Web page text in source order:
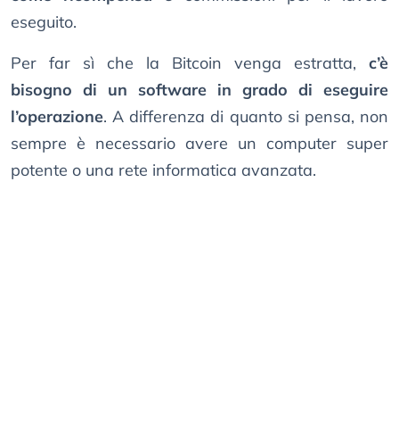
eseguito.
Per far sì che la Bitcoin venga estratta, c’è
bisogno di un software in grado di eseguire
l’operazione. A differenza di quanto si pensa, non
sempre è necessario avere un computer super
potente o una rete informatica avanzata.